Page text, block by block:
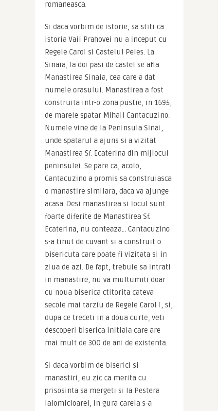
romaneasca.
Si daca vorbim de istorie, sa stiti ca
istoria Vaii Prahovei nu a inceput cu
Regele Carol si Castelul Peles. La
Sinaia, la doi pasi de castel se afla
Manastirea Sinaia, cea care a dat
numele orasului. Manastirea a fost
construita intr-o zona pustie, in 1695,
de marele spatar Mihail Cantacuzino.
Numele vine de la Peninsula Sinai,
unde spatarul a ajuns si a vizitat
Manastirea Sf. Ecaterina din mijlocul
peninsulei. Se pare ca, acolo,
Cantacuzino a promis sa construiasca
o manastire similara, daca va ajunge
acasa. Desi manastirea si locul sunt
foarte diferite de Manastirea Sf.
Ecaterina, nu conteaza… Cantacuzino
s-a tinut de cuvant si a construit o
bisericuta care poate fi vizitata si in
ziua de azi. De fapt, trebuie sa intrati
in manastire, nu va multumiti doar
cu noua biserica ctitorita cateva
secole mai tarziu de Regele Carol I, si,
dupa ce treceti in a doua curte, veti
descoperi biserica initiala care are
mai mult de 300 de ani de existenta.
Si daca vorbim de biserici si
manastiri, eu zic ca merita cu
prisosinta sa mergeti si la Pestera
Ialomicioarei, in gura careia s-a